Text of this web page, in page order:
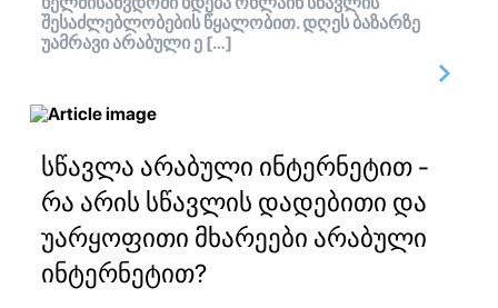
შესაძლებლობების წყალობით. დღეს ბაზარზე
უამრავი არაბული ე […]
სწავლა არაბული ინტერნეტით -
რა არის სწავლის დადებითი და
უარყოფითი მხარეები არაბული
ინტერნეტით?